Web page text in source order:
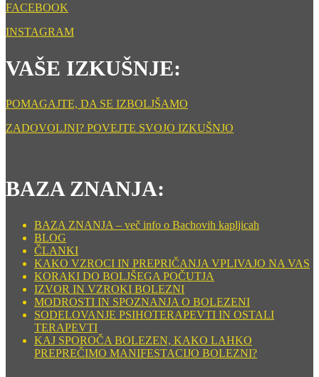
FACEBOOK
INSTAGRAM
VAŠE IZKUŠNJE:
POMAGAJTE, DA SE IZBOLJŠAMO
ZADOVOLJNI? POVEJTE SVOJO IZKUŠNJO
BAZA ZNANJA:
BAZA ZNANJA – več info o Bachovih kapljicah
BLOG
ČLANKI
KAKO VZROCI IN PREPRIČANJA VPLIVAJO NA VAS
KORAKI DO BOLJŠEGA POČUTJA
IZVOR IN VZROKI BOLEZNI
MODROSTI IN SPOZNANJA O BOLEZENI
SODELOVANJE PSIHOTERAPEVTI IN OSTALI
TERAPEVTI
KAJ SPOROČA BOLEZEN, KAKO LAHKO
PREPREČIMO MANIFESTACIJO BOLEZNI?